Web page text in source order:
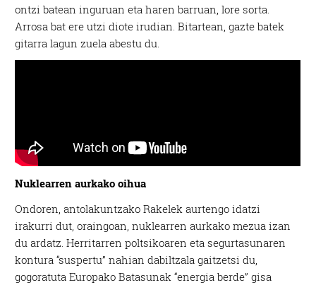
ontzi batean inguruan eta haren barruan, lore sorta.
Arrosa bat ere utzi diote irudian. Bitartean, gazte batek
gitarra lagun zuela abestu du.
Nuklearren aurkako oihua
Ondoren, antolakuntzako Rakelek aurtengo idatzi
irakurri dut, oraingoan, nuklearren aurkako mezua izan
du ardatz. Herritarren poltsikoaren eta segurtasunaren
kontura “suspertu” nahian dabiltzala gaitzetsi du,
gogoratuta Europako Batasunak “energia berde” gisa